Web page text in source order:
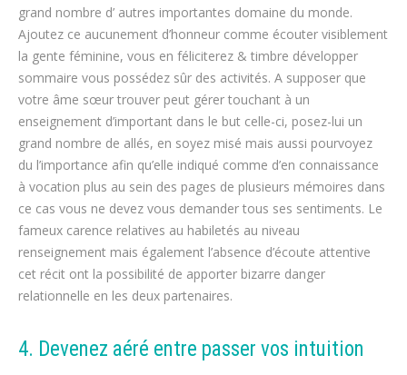
grand nombre d’ autres importantes domaine du monde.
Ajoutez ce aucunement d’honneur comme écouter visiblement
la gente féminine, vous en féliciterez & timbre développer
sommaire vous possédez sûr des activités. A supposer que
votre âme sœur trouver peut gérer touchant à un
enseignement d’important dans le but celle-ci, posez-lui un
grand nombre de allés, en soyez misé mais aussi pourvoyez
du l’importance afin qu’elle indiqué comme d’en connaissance
à vocation plus au sein des pages de plusieurs mémoires dans
ce cas vous ne devez vous demander tous ses sentiments. Le
fameux carence relatives au habiletés au niveau
renseignement mais également l’absence d’écoute attentive
cet récit ont la possibilité de apporter bizarre danger
relationnelle en les deux partenaires.
4. Devenez aéré entre passer vos intuition